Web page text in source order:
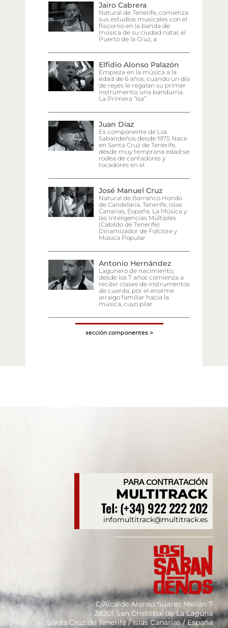
Jairo Cabrera
Natural de Tenerife, comienza
sus estudios musicales con el
fliscorno en la banda de
música de su ciudad natal, el
Puerto de la Cruz, a
Elfidio Alonso Palazón
Empieza en la música a la
edad de 6 años, cuando un día
de reyes le regalan su primer
instrumento; una bandurria.
La Primera “isa”
Juan Díaz
Es componente de Los
Sabandeños desde 1975 Nace
en Santa Cruz de Tenerife,
desde muy temprana edad se
rodea de cantadores y
tocadores en el
José Manuel Cruz
Natural de Barranco Hondo
de Candelaria, Tenerife, Islas
Canarias, España. La Música y
las Inteligencias Múltiples
(Cabildo de Tenerife)
Dinamizador de Folclore y
Música Popular
Antonio Hernández
Lagunero de nacimiento,
desde los 7 años comienza a
recibir clases de instrumentos
de cuerda, por el enorme
arraigo familiar hacia la
música, cuyo pilar
sección componentes >
PARA CONTRATACIÓN
MULTITRACK
Tel: (+34) 922 222 202
infomultitrack@multitrack.es
C/Alcalde Alonso Súarez Melián 7
38201 San Cristóbal de La Laguna
Santa Cruz de Tenerife / Islas Canarias / España